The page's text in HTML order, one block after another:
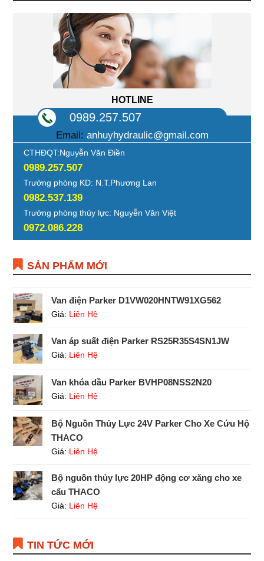
HOTLINE
0989.257.507
Email: anhuyhydraulic@gmail.com
CTHĐQT:Nguyễn Văn Điền
0989.257.507
Trưởng phòng KD: N.T.Phương Lan
0982.537.139
Trưởng phòng thủy lực: Nguyễn Văn Việt
0972.086.228
SẢN PHẨM MỚI
Van điện Parker D1VW020HNTW91XG562
Giá: Liên Hệ
Van áp suất điện Parker RS25R35S4SN1JW
Giá: Liên Hệ
Van khóa dầu Parker BVHP08NSS2N20
Giá: Liên Hệ
Bộ Nguồn Thủy Lực 24V Parker Cho Xe Cứu Hộ
THACO
Giá: Liên Hệ
Bộ nguồn thủy lực 20HP động cơ xăng cho xe
cẩu THACO
Giá: Liên Hệ
TIN TỨC MỚI